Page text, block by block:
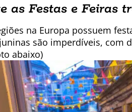
as Festas e Feiras
na Europa possuem
são imperdíveis, com
abaixo)